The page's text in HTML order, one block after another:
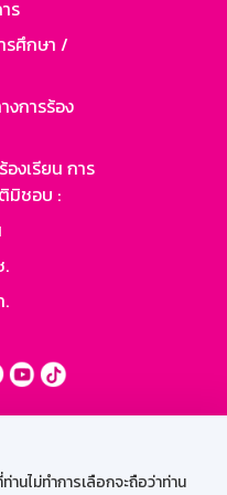
นไม่ทำการเลือกจะถือว่าท่าน
ร
รศึกษา /
งการร้อง
องเรียน การ
มิชอบ :
.
.